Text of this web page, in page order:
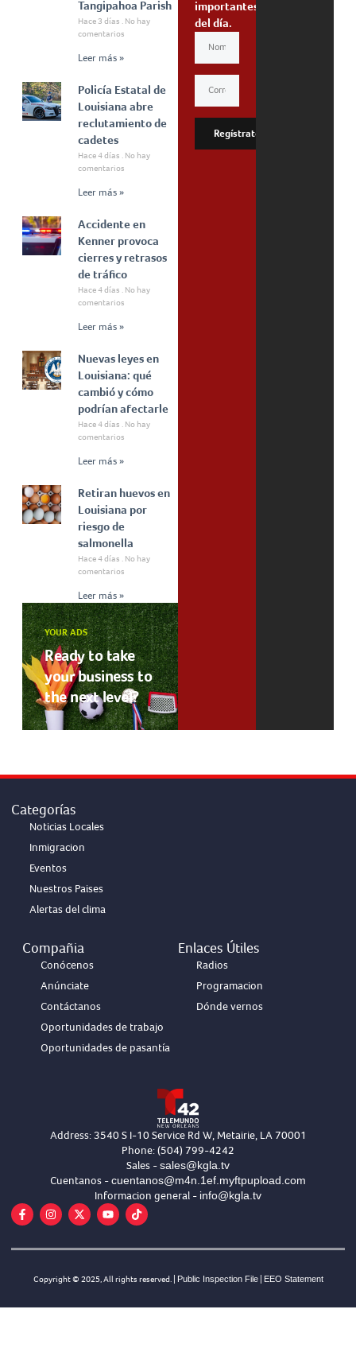
Tangipahoa Parish
Hace 3 días
No hay
comentarios
Leer más »
Policía Estatal de
Louisiana abre
reclutamiento de
cadetes
Hace 4 días
No hay
comentarios
Leer más »
Accidente en
Kenner provoca
cierres y retrasos
de tráfico
Hace 4 días
No hay
comentarios
Leer más »
Nuevas leyes en
Louisiana: qué
cambió y cómo
podrían afectarle
Hace 4 días
No hay
comentarios
Leer más »
Retiran huevos en
Louisiana por
riesgo de
salmonella
Hace 4 días
No hay
comentarios
Leer más »
YOUR ADS
Ready to take
your business to
the next level?
importantes
del día.
Regístrate
Categorías
Noticias Locales
Inmigracion
Eventos
Nuestros Paises
Alertas del clima
Compañia
Conócenos
Anúnciate
Contáctanos
Oportunidades de trabajo
Oportunidades de pasantía
Enlaces Útiles
Radios
Programacion
Dónde vernos
Address: 3540 S I-10 Service Rd W, Metairie, LA 70001
Phone: (504) 799-4242
Sales - sales@kgla.tv
Cuentanos - cuentanos@m4n.1ef.myftpupload.com
Informacion general - info@kgla.tv
Copyright © 2025, All rights reserved. | Public Inspection File| EEO Statement